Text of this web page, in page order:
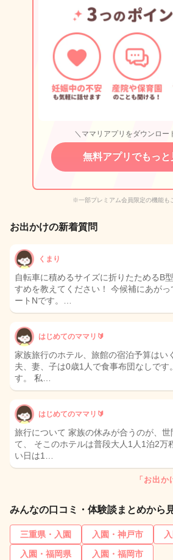
＼ママリアプリをダウンロー
無料アプリでもっと
※一部プレミアム会員限定の機能も
お出かけの新着質問
くまり
自転車に積めるサイズに折りたためるB
すめを教えてください！ 今候補にあが
ートNです。…
はじめてのママリ🔰
家族旅行のホテル、旅館の宿泊予算はい
夫、妻、子は0歳1人で食事布団なしです
す。 私…
はじめてのママリ🔰
旅行について 家族の休みが合うのが、
て、 そこのホテルは普段大人1人1泊2万
い日は1…
「お出
みんなの口コミ・体験談まとめから
三重県・入園 入園・神戸市
入園・福岡県
入園・福岡市